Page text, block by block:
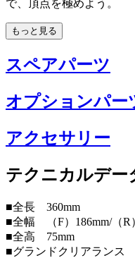
で、頂点を極めよう。
もっと見る
スペアパーツ
オプションパー
アクセサリー
テクニカルデー
■全長 360mm
■全幅 （F）186mm/（R
■全高 75mm
■グランドクリアランス